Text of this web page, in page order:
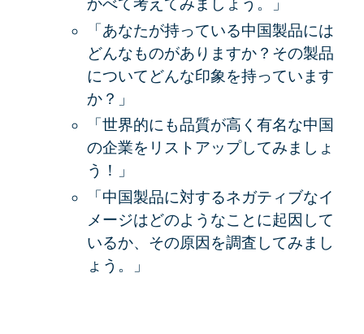
かべて考えてみましょう。」
「あなたが持っている中国製品には
どんなものがありますか？その製品
についてどんな印象を持っています
か？」
「世界的にも品質が高く有名な中国
の企業をリストアップしてみましょ
う！」
「中国製品に対するネガティブなイ
メージはどのようなことに起因して
いるか、その原因を調査してみまし
ょう。」